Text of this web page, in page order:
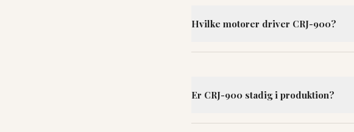
Hvilke motorer driver CRJ-900?
Er CRJ-900 stadig i produktion?